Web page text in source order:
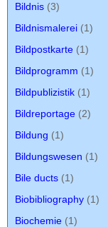
Bildnis (3)
Bildnismalerei (1)
Bildpostkarte (1)
Bildprogramm (1)
Bildpublizistik (1)
Bildreportage (2)
Bildung (1)
Bildungswesen (1)
Bile ducts (1)
Biobibliography (1)
Biochemie (1)